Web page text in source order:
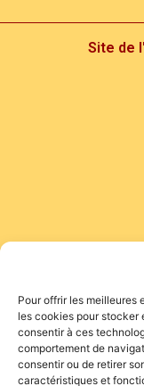
Pour offrir les meilleures
les cookies pour stocker
consentir à ces
comportement de
consentir ou de retirer
caractéristiques et
Site de